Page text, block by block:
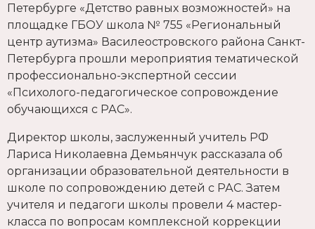
Петербурге «Детство равных возможностей» на
площадке ГБОУ школа № 755 «Региональный
центр аутизма» Василеостровского района Санкт-
Петербурга прошли мероприятия тематической
профессионально-экспертной сессии
«Психолого-педагогическое сопровождение
обучающихся с РАС».
Директор школы, заслуженный учитель РФ
Лариса Николаевна Демьянчук рассказала об
организации образовательной деятельности в
школе по сопровождению детей с РАС. Затем
учителя и педагоги школы провели 4 мастер-
класса по вопросам комплексной коррекции